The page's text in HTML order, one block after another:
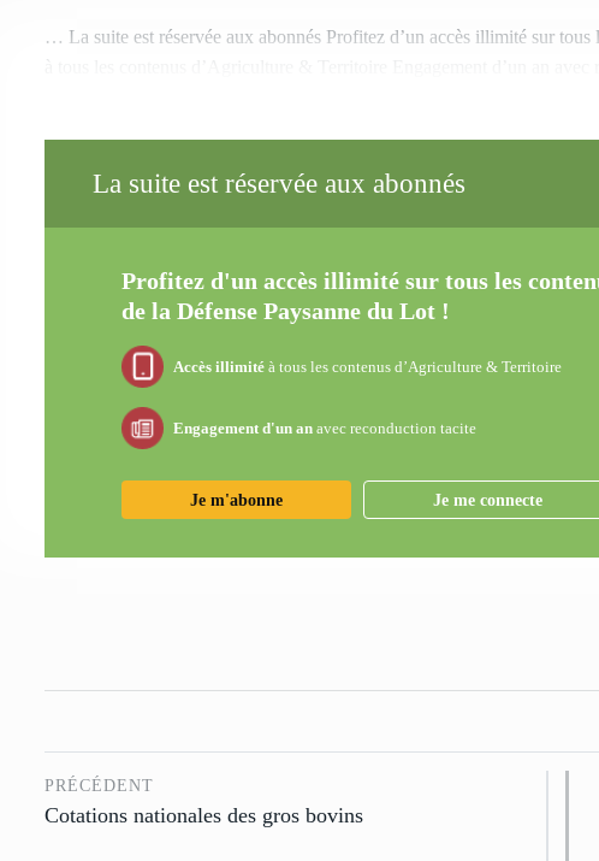
… La suite est réservée aux abonnés Profitez d’un accès illimité sur
à tous les contenus d’Agriculture & Territoire Engagement d’un an avec
La suite est réservée aux abonnés
Profitez d'un accès illimité sur tous les
de la Défense Paysanne du Lot !
Accès illimité à tous les contenus d’Agriculture & Territoire
Engagement d'un an avec reconduction tacite
Je m'abonne Je me connecte
PRÉCÉDENT
Cotations nationales des gros bovins